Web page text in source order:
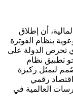
أن إطلاق
بنظام الفوترة
تحرص الدولة على
تطبيق نظام
صُمم ليمثل ركيزة
رقمي
العالمية في